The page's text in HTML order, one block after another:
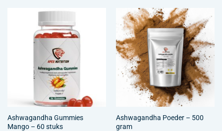
Ashwagandha Gummies
Mango – 60 stuks
Ashwagandha Poeder – 500
gram